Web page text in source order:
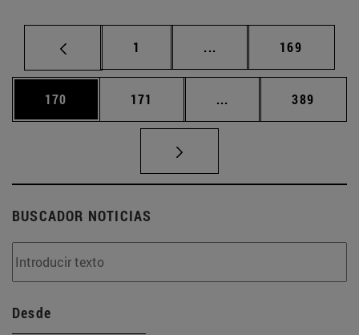
Página
1 ... Páginas intermedias
Página
169
Página
170 Página
171 ... Páginas intermedias
Página
389
BUSCADOR NOTICIAS
Desde